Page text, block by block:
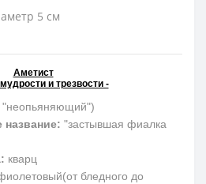
5 см
Аметист
и трезвости -
"неопьяняющий")
название: "застывшая фиалка
кварц
бледного до